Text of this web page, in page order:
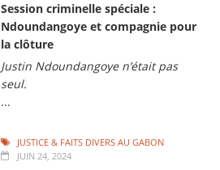
Session criminelle spéciale :
Ndoundangoye et compagnie pour
la clôture
Justin Ndoundangoye n’était pas
seul.
...
JUSTICE & FAITS DIVERS AU GABON
JUIN 24, 2024